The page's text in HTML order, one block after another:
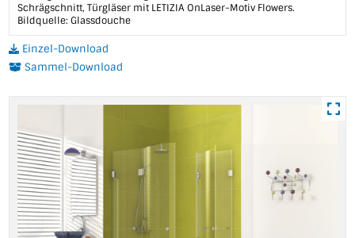
Schrägschnitt, Türgläser mit LETIZIA OnLaser-Motiv Flowers.
Bildquelle: Glassdouche
Einzel-Download
Sammel-Download